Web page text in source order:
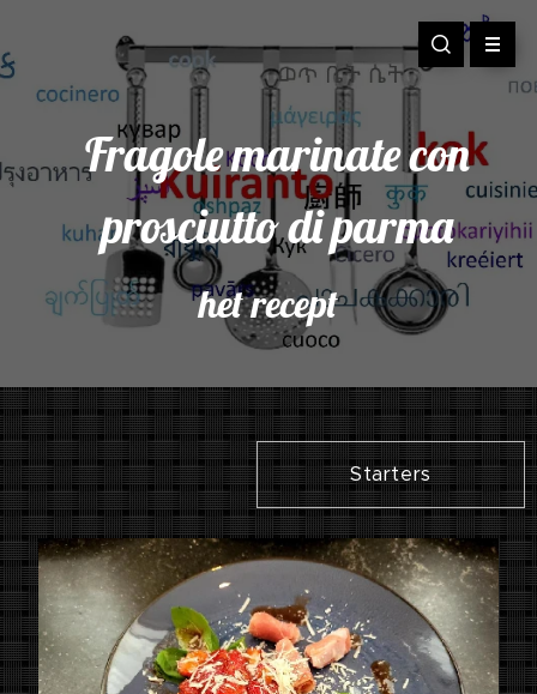
Fragole marinate con
prosciutto di parma
het recept
Starters